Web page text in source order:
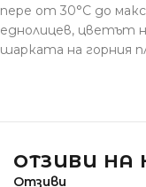
пере от 30°С до
еднолицев, цветът
шарката на горния
ОТЗИВИ НА
Отзиви